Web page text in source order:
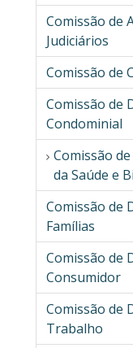
Comissão de
Judiciários
Comissão de
Comissão de
Condominial
Comissão
da Saúde e
Comissão de
Famílias
Comissão de
Consumidor
Comissão de
Trabalho